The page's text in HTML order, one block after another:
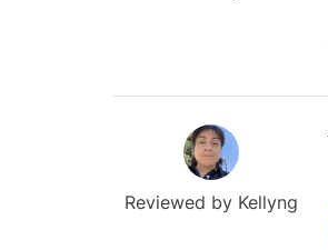
Reviewed by Kellyng